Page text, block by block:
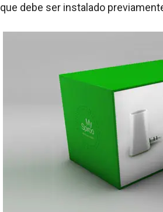
que debe ser instalado